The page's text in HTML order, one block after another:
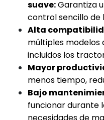
suave:Garantiza
control sencillo de
Alta
múltiples
incluidos los
Mayor
menos tiempo,
Bajo
funcionar durante